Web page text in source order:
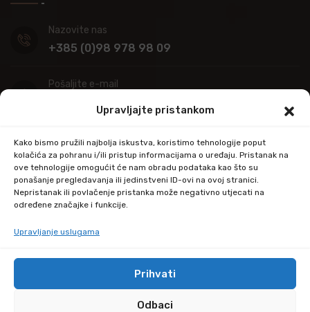
Upravljajte pristankom
Kako bismo pružili najbolja iskustva, koristimo tehnologije poput
kolačića za pohranu i/ili pristup informacijama o uređaju. Pristanak na
ove tehnologije omogućit će nam obradu podataka kao što su
ponašanje pregledavanja ili jedinstveni ID-ovi na ovoj stranici.
Nepristanak ili povlačenje pristanka može negativno utjecati na
određene značajke i funkcije.
Upravljanje uslugama
Prihvati
Odbaci
Nazovite nas
+385 (0)98 978 98 09
Pošaljite e-mail
Adresa
Industrijska ulica 39,
34000 Požega
© Copyright 2024 by kupitapetu.com